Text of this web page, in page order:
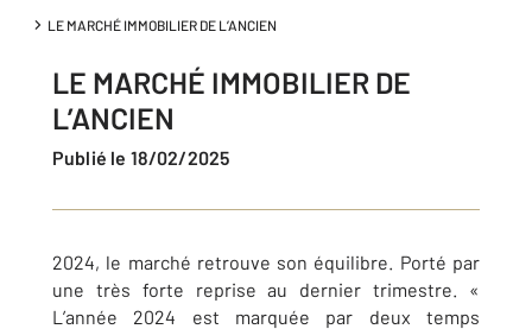
LE MARCHÉ IMMOBILIER DE L’ANCIEN
LE MARCHÉ IMMOBILIER DE
L’ANCIEN
Publié le 18/02/2025
2024, le marché retrouve son équilibre. Porté par
une très forte reprise au dernier trimestre. «
L’année 2024 est marquée par deux temps